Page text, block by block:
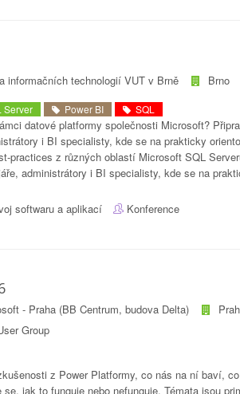
informačních technologií VUT v Brně Brno
Power BI SQL
datové platformy společnosti Microsoft?
i BI specialisty, kde se na prakticky
practices z různých oblastí Microsoft SQL
administrátory i BI specialisty, kde se na
softwaru a aplikací Konference
- Praha (BB Centrum, budova Delta)
Group
z Power Platformy, co nás na ní baví,
jak to funguje nebo nefunguje. Témata jsou